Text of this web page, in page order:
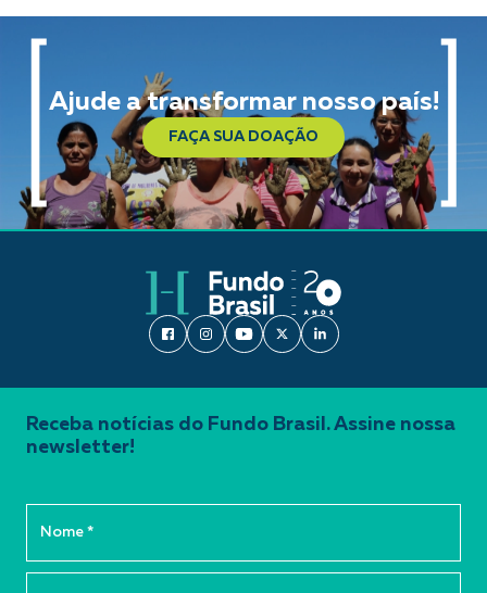
Ajude a transformar nosso país!
FAÇA SUA DOAÇÃO
Receba notícias do Fundo Brasil. Assine nossa
newsletter!